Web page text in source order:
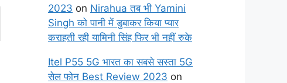
2023 on Nirahua तब भी Yamini
Singh को पानी में डुबाकर किया प्यार
कराहती रही यामिनी सिंह फिर भी नहीं रुके
Itel P55 5G भारत का सबसे सस्ता 5G
सेल फोन Best Review 2023 on